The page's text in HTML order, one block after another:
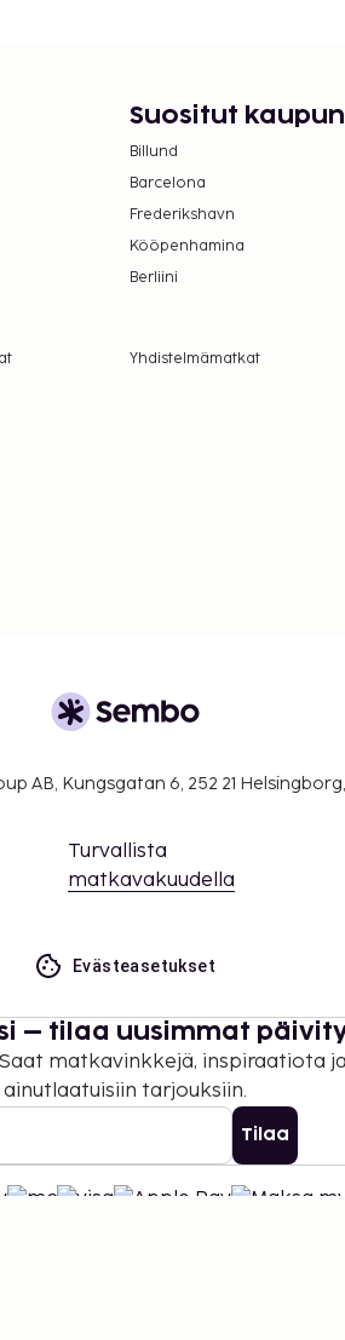
Suositut
Billund
Barcelona
Frederikshavn
Kööpenhamina
Berliini
Yhdistelmämatkat
AB, Kungsgatan 6, 252 21
Turvallista
matkavakuudella
Evästeasetukset
– tilaa uusimmat
matkavinkkejä, inspiraatiota
ainutlaatuisiin tarjouksiin.
Tilaa